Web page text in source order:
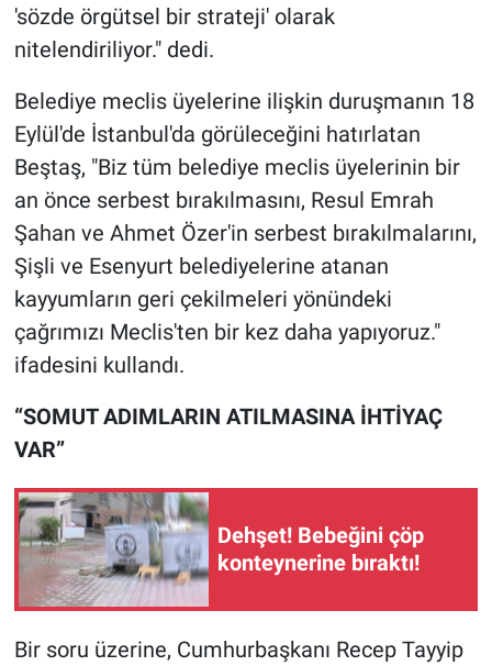
'sözde örgütsel bir strateji' olarak
nitelendiriliyor." dedi.
Belediye meclis üyelerine ilişkin duruşmanın 18
Eylül'de İstanbul'da görüleceğini hatırlatan
Beştaş, "Biz tüm belediye meclis üyelerinin bir
an önce serbest bırakılmasını, Resul Emrah
Şahan ve Ahmet Özer'in serbest bırakılmalarını,
Şişli ve Esenyurt belediyelerine atanan
kayyumların geri çekilmeleri yönündeki
çağrımızı Meclis'ten bir kez daha yapıyoruz."
ifadesini kullandı.
“SOMUT ADIMLARIN ATILMASINA İHTİYAÇ
VAR”
Dehşet! Bebeğini çöp
konteynerine bıraktı!
Bir soru üzerine, Cumhurbaşkanı Recep Tayyip
Spor
Teknoloji
Türkiye'nin Geleceği
Türkiye'nin Gündemi
Yerel Gündem
Yerel Yaşam